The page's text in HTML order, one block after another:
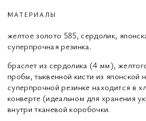
МАТЕРИАЛЫ
желтое золото 585, сердолик,
суперпрочная резинка.
браслет из сердолика (4 мм),
пробы, тыквенной кисти из японской
суперпрочной резинке находится в
конверте (идеальном для хранения
внутри тканевой коробочки.